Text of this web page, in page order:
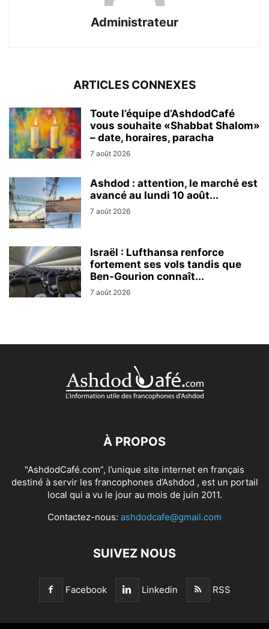
Administrateur
ARTICLES CONNEXES
Toute l’équipe d’AshdodCafé
vous souhaite «Shabbat Shalom»
– date, horaires, paracha
7 août 2026
Ashdod : attention, le marché est
avancé au lundi 10 août...
7 août 2026
Israël : Lufthansa renforce
fortement ses vols tandis que
Ben-Gourion connaît...
7 août 2026
À PROPOS
"AshdodCafé.com”, l’unique site internet en français
destiné à servir les francophones d’Ashdod , est un portail
local qui a vu le jour au mois de juin 2011.
Contactez-nous: ashdodcafe@gmail.com
SUIVEZ NOUS
Facebook Linkedin RSS